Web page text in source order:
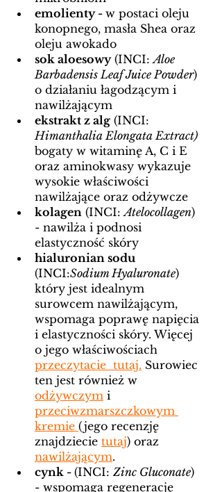
emolienty - w postaci oleju
konopnego, masła Shea oraz
oleju awokado
sok aloesowy (INCI: Aloe
Barbadensis Leaf Juice Powder)
o działaniu łagodzącym i
nawilżającym
ekstrakt z alg (INCI:
Himanthalia Elongata Extract)
bogaty w witaminę A, C i E
oraz aminokwasy wykazuje
wysokie właściwości
nawilżające oraz odżywcze
kolagen (INCI: Atelocollagen)
- nawilża i podnosi
elastyczność skóry
hialuronian sodu
(INCI:Sodium Hyaluronate)
który jest idealnym
surowcem nawilżającym,
wspomaga poprawę napięcia
i elastyczności skóry. Więcej
o jego właściwościach
przeczytacie  tutaj. Surowiec
ten jest również w
odżywczym i
przeciwzmarszczkowym
kremie (jego recenzję
znajdziecie tutaj) oraz
nawilżającym.
cynk - (INCI: Zinc Gluconate)
- wspomaga regenerację